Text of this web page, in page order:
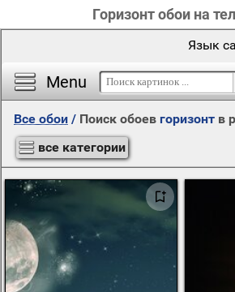
Горизонт обои на
Menu
Язык
Все обои / Поиск обоев горизонт в
все категории